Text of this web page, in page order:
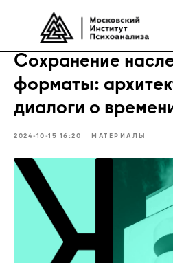
Сохранение
форматы:
диалоги о
2024-10-15 16:20 МАТЕРИАЛЫ